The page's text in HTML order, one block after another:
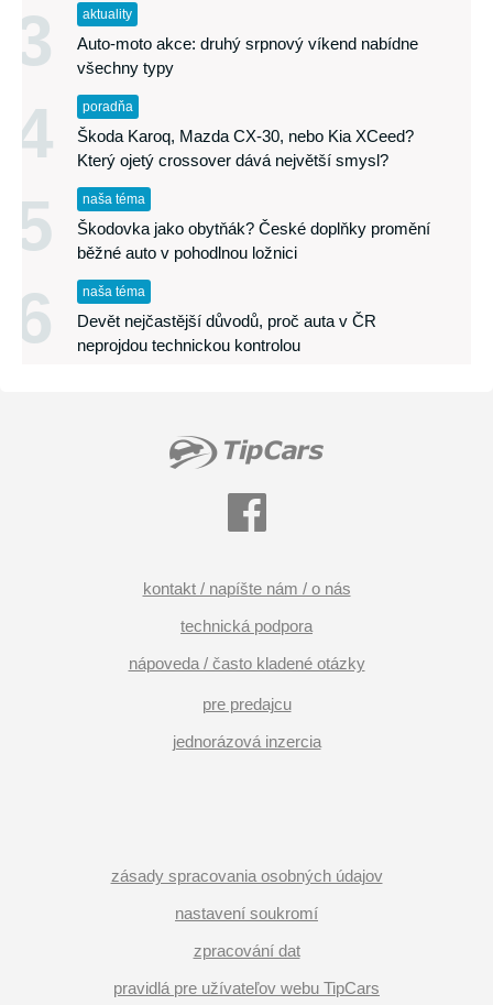
3 aktuality
Auto-moto akce: druhý srpnový víkend nabídne
všechny typy
4 poradňa
Škoda Karoq, Mazda CX-30, nebo Kia XCeed?
Který ojetý crossover dává největší smysl?
5 naša téma
Škodovka jako obytňák? České doplňky promění
běžné auto v pohodlnou ložnici
6 naša téma
Devět nejčastější důvodů, proč auta v ČR
neprojdou technickou kontrolou
kontakt / napíšte nám / o nás
technická podpora
nápoveda / často kladené otázky
pre predajcu
jednorázová inzercia
zásady spracovania osobných údajov
nastavení soukromí
zpracování dat
pravidlá pre užívateľov webu TipCars